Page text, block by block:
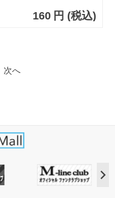
160 円 (税込)
次へ